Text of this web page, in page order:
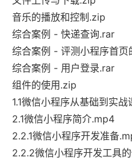
音乐的播放和控制.zip
综合案例 - 快递查询.rar
综合案例 - 评测小程序首页
综合案例 - 用户登录.rar
组件的使用.zip
1.1微信小程序从基础到实
2.1微信小程序简介.mp4
2.2.1微信小程序开发准备
2.2.2微信小程序开发工具